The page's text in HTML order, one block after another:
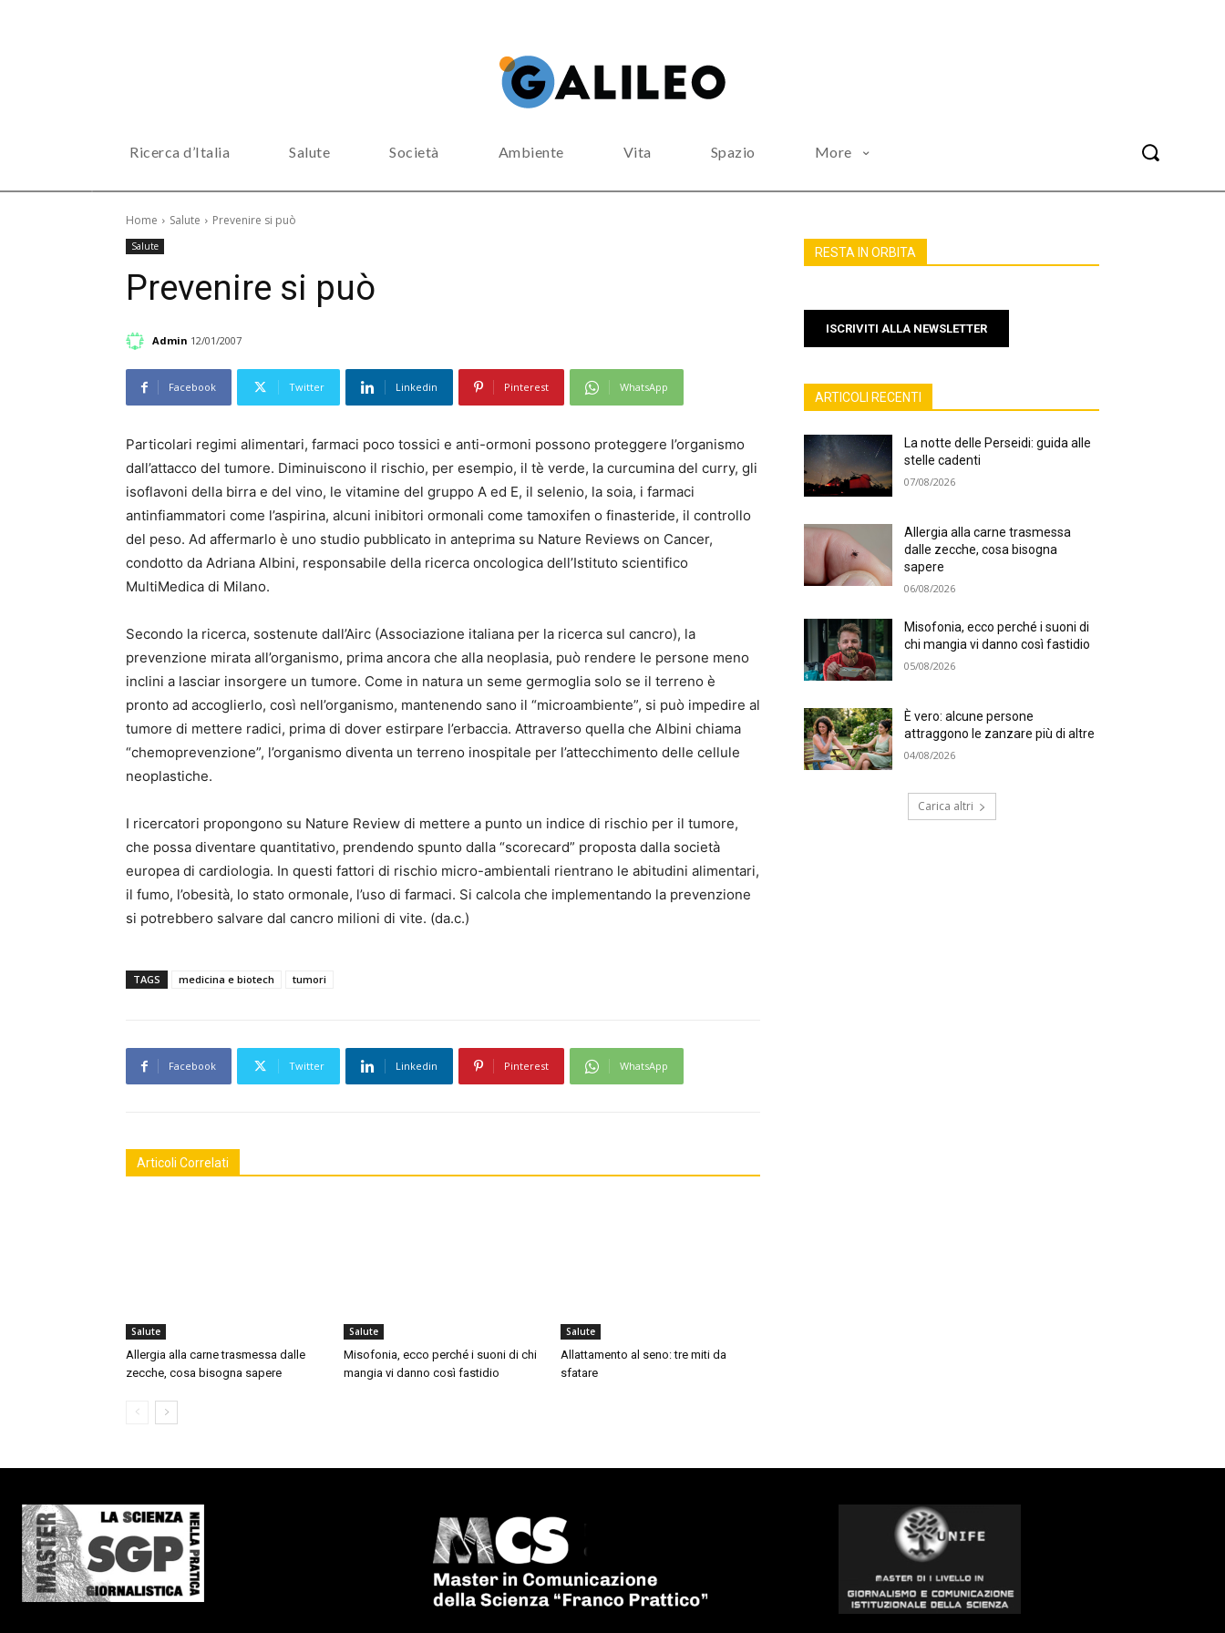
Ricerca d’Italia Salute Società Ambiente Vita Spazio More
Home Salute Prevenire si può
Salute
Prevenire si può
Admin 12/01/2007
Facebook Twitter Linkedin Pinterest WhatsApp
Particolari regimi alimentari, farmaci poco tossici e anti-ormoni possono proteggere l’organismo
dall’attacco del tumore. Diminuiscono il rischio, per esempio, il tè verde, la curcumina del curry, gli
isoflavoni della birra e del vino, le vitamine del gruppo A ed E, il selenio, la soia, i farmaci
antinfiammatori come l’aspirina, alcuni inibitori ormonali come tamoxifen o finasteride, il controllo
del peso. Ad affermarlo è uno studio pubblicato in anteprima su Nature Reviews on Cancer,
condotto da Adriana Albini, responsabile della ricerca oncologica dell’Istituto scientifico
MultiMedica di Milano.
Secondo la ricerca, sostenute dall’Airc (Associazione italiana per la ricerca sul cancro), la
prevenzione mirata all’organismo, prima ancora che alla neoplasia, può rendere le persone meno
inclini a lasciar insorgere un tumore. Come in natura un seme germoglia solo se il terreno è
pronto ad accoglierlo, così nell’organismo, mantenendo sano il “microambiente”, si può impedire al
tumore di mettere radici, prima di dover estirpare l’erbaccia. Attraverso quella che Albini chiama
“chemoprevenzione”, l’organismo diventa un terreno inospitale per l’attecchimento delle cellule
neoplastiche.
I ricercatori propongono su Nature Review di mettere a punto un indice di rischio per il tumore,
che possa diventare quantitativo, prendendo spunto dalla “scorecard” proposta dalla società
europea di cardiologia. In questi fattori di rischio micro-ambientali rientrano le abitudini alimentari,
il fumo, l’obesità, lo stato ormonale, l’uso di farmaci. Si calcola che implementando la prevenzione
si potrebbero salvare dal cancro milioni di vite. (da.c.)
TAGS medicina e biotech tumori
Facebook Twitter Linkedin Pinterest WhatsApp
Articoli Correlati
Salute
Allergia alla carne trasmessa dalle
zecche, cosa bisogna sapere
Salute
Misofonia, ecco perché i suoni di chi
mangia vi danno così fastidio
Salute
Allattamento al seno: tre miti da
sfatare
RESTA IN ORBITA
ISCRIVITI ALLA NEWSLETTER
ARTICOLI RECENTI
La notte delle Perseidi: guida alle
stelle cadenti
07/08/2026
Allergia alla carne trasmessa
dalle zecche, cosa bisogna
sapere
06/08/2026
Misofonia, ecco perché i suoni di
chi mangia vi danno così fastidio
05/08/2026
È vero: alcune persone
attraggono le zanzare più di altre
04/08/2026
Carica altri